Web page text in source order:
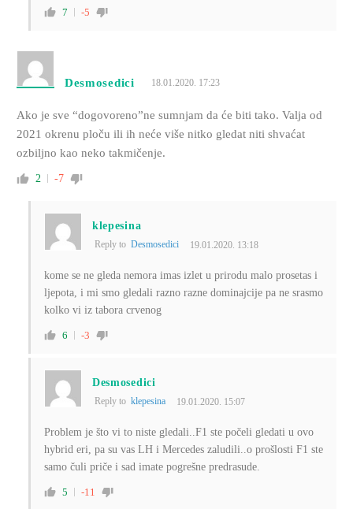
7 -5
Desmosedici 18.01.2020. 17:23
Ako je sve “dogovoreno”ne sumnjam da će biti tako. Valja od
2021 okrenu ploču ili ih neće više nitko gledat niti shvaćat
ozbiljno kao neko takmičenje.
2 -7
klepesina
Reply to Desmosedici 19.01.2020. 13:18
kome se ne gleda nemora imas izlet u prirodu malo prosetas i
ljepota, i mi smo gledali razno razne dominajcije pa ne srasmo
kolko vi iz tabora crvenog
6 -3
Desmosedici
Reply to klepesina 19.01.2020. 15:07
Problem je što vi to niste gledali..F1 ste počeli gledati u ovo
hybrid eri, pa su vas LH i Mercedes zaludili..o prošlosti F1 ste
samo čuli priče i sad imate pogrešne predrasude.
5 -11